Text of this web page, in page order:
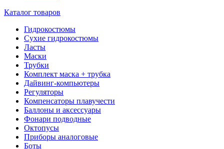
Каталог товаров
Гидрокостюмы
Сухие гидрокостюмы
Ласты
Маски
Трубки
Комплект маска + трубка
Дайвинг-компьютеры
Регуляторы
Компенсаторы плавучести
Баллоны и аксессуары
Фонари подводные
Октопусы
Приборы аналоговые
Боты